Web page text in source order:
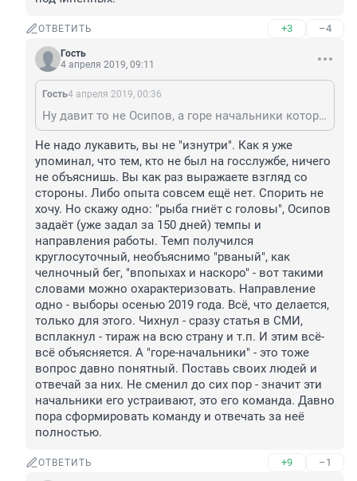
ОТВЕТИТЬ +3 –4
Гость
4 апреля 2019, 09:11
Гость4 апреля 2019, 00:36
Ну давит то не Осипов, а горе начальники которые не знают свою работу и не могут ответить на его вопросы и решить поставленные задачи. При этом уровень зарплат начальников не сопоставим с з/п подчиненных.
Не надо лукавить, вы не "изнутри". Как я уже
упоминал, что тем, кто не был на госслужбе, ничего
не объяснишь. Вы как раз выражаете взгляд со
стороны. Либо опыта совсем ещё нет. Спорить не
хочу. Но скажу одно: "рыба гниёт с головы", Осипов
задаёт (уже задал за 150 дней) темпы и
направления работы. Темп получился
круглосуточный, необъяснимо "рваный", как
челночный бег, "впопыхах и наскоро" - вот такими
словами можно охарактеризовать. Направление
одно - выборы осенью 2019 года. Всё, что делается,
только для этого. Чихнул - сразу статья в СМИ,
всплакнул - тираж на всю страну и т.п. И этим всё-
всё объясняется. А "горе-начальники" - это тоже
вопрос давно понятный. Поставь своих людей и
отвечай за них. Не сменил до сих пор - значит эти
начальники его устраивают, это его команда. Давно
пора сформировать команду и отвечать за неё
полностью.
ОТВЕТИТЬ +9 –1